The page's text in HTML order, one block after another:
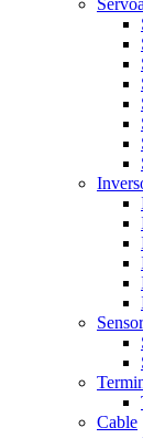
Sensor
Cable